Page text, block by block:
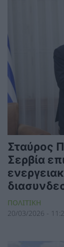
Σταύρος
Σερβία
ΠΟΛΙΤΙΚΗ
20/03/2026 -